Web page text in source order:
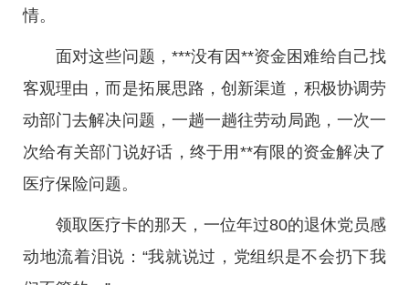
情。
面对这些问题，***没有因**资金困难给自己找
客观理由，而是拓展思路，创新渠道，积极协调劳
动部门去解决问题，一趟一趟往劳动局跑，一次一
次给有关部门说好话，终于用**有限的资金解决了
医疗保险问题。
领取医疗卡的那天，一位年过80的退休党员感
动地流着泪说：“我就说过，党组织是不会扔下我